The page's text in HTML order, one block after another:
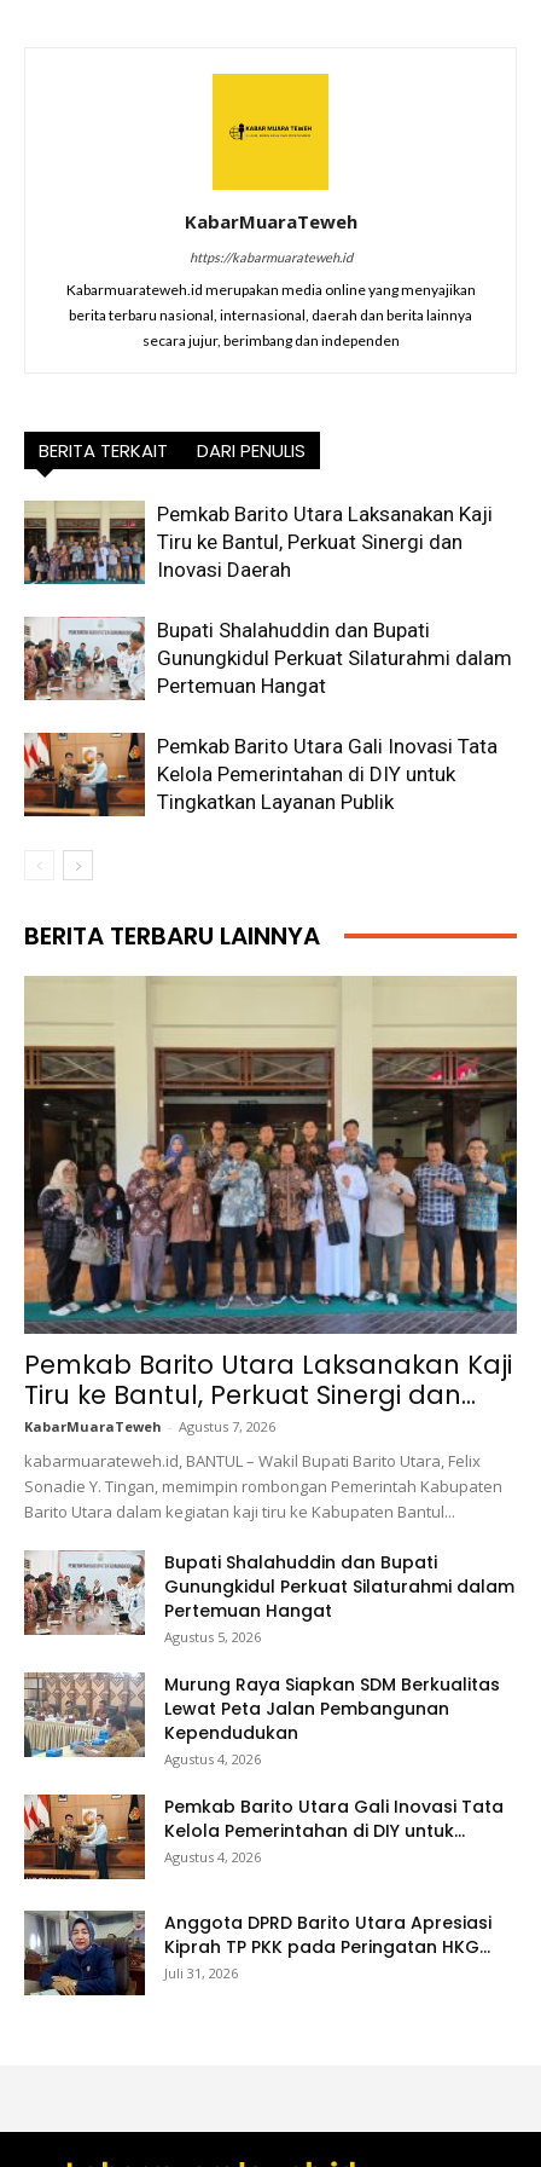
KabarMuaraTeweh
https://kabarmuarateweh.id
Kabarmuarateweh.id merupakan media online yang menyajikan
berita terbaru nasional, internasional, daerah dan berita lainnya
secara jujur, berimbang dan independen
BERITA TERKAIT DARI PENULIS
Pemkab Barito Utara Laksanakan Kaji
Tiru ke Bantul, Perkuat Sinergi dan
Inovasi Daerah
Bupati Shalahuddin dan Bupati
Gunungkidul Perkuat Silaturahmi dalam
Pertemuan Hangat
Pemkab Barito Utara Gali Inovasi Tata
Kelola Pemerintahan di DIY untuk
Tingkatkan Layanan Publik
BERITA TERBARU LAINNYA
Pemkab Barito Utara Laksanakan Kaji
Tiru ke Bantul, Perkuat Sinergi dan...
KabarMuaraTeweh - Agustus 7, 2026
kabarmuarateweh.id, BANTUL – Wakil Bupati Barito Utara, Felix
Sonadie Y. Tingan, memimpin rombongan Pemerintah Kabupaten
Barito Utara dalam kegiatan kaji tiru ke Kabupaten Bantul...
Bupati Shalahuddin dan Bupati
Gunungkidul Perkuat Silaturahmi dalam
Pertemuan Hangat
Agustus 5, 2026
Murung Raya Siapkan SDM Berkualitas
Lewat Peta Jalan Pembangunan
Kependudukan
Agustus 4, 2026
Pemkab Barito Utara Gali Inovasi Tata
Kelola Pemerintahan di DIY untuk...
Agustus 4, 2026
Anggota DPRD Barito Utara Apresiasi
Kiprah TP PKK pada Peringatan HKG...
Juli 31, 2026